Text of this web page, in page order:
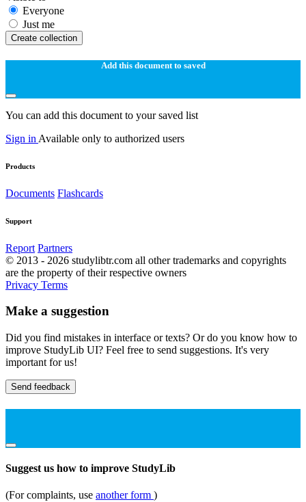
Everyone
Just me
Create collection
Add this document to saved
You can add this document to your saved list
Sign in Available only to authorized users
Products
Documents Flashcards
Support
Report Partners
© 2013 - 2026 studylibtr.com all other trademarks and copyrights
are the property of their respective owners
Privacy Terms
Make a suggestion
Did you find mistakes in interface or texts? Or do you know how to
improve StudyLib UI? Feel free to send suggestions. It's very
important for us!
Send feedback
Suggest us how to improve StudyLib
(For complaints, use another form )